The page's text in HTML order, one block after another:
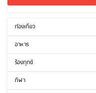
ท่องเที่ยว
อาหาร
ร้องทุกข์
กีฬา